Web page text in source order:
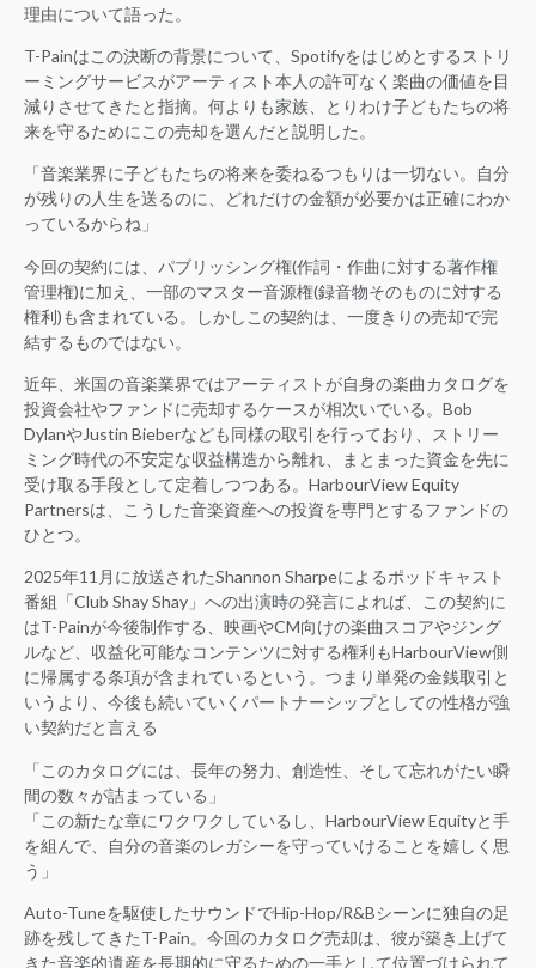
理由について語った。
T-Painはこの決断の背景について、Spotifyをはじめとするストリ
ーミングサービスがアーティスト本人の許可なく楽曲の価値を目
減りさせてきたと指摘。何よりも家族、とりわけ子どもたちの将
来を守るためにこの売却を選んだと説明した。
「音楽業界に子どもたちの将来を委ねるつもりは一切ない。自分
が残りの人生を送るのに、どれだけの金額が必要かは正確にわか
っているからね」
今回の契約には、パブリッシング権(作詞・作曲に対する著作権
管理権)に加え、一部のマスター音源権(録音物そのものに対する
権利)も含まれている。しかしこの契約は、一度きりの売却で完
結するものではない。
近年、米国の音楽業界ではアーティストが自身の楽曲カタログを
投資会社やファンドに売却するケースが相次いでいる。Bob
DylanやJustin Bieberなども同様の取引を行っており、ストリー
ミング時代の不安定な収益構造から離れ、まとまった資金を先に
受け取る手段として定着しつつある。HarbourView Equity
Partnersは、こうした音楽資産への投資を専門とするファンドの
ひとつ。
2025年11月に放送されたShannon Sharpeによるポッドキャスト
番組「Club Shay Shay」への出演時の発言によれば、この契約に
はT-Painが今後制作する、映画やCM向けの楽曲スコアやジング
ルなど、収益化可能なコンテンツに対する権利もHarbourView側
に帰属する条項が含まれているという。つまり単発の金銭取引と
いうより、今後も続いていくパートナーシップとしての性格が強
い契約だと言える
「このカタログには、長年の努力、創造性、そして忘れがたい瞬
間の数々が詰まっている」
「この新たな章にワクワクしているし、HarbourView Equityと手
を組んで、自分の音楽のレガシーを守っていけることを嬉しく思
う」
Auto-Tuneを駆使したサウンドでHip-Hop/R&Bシーンに独自の足
跡を残してきたT-Pain。今回のカタログ売却は、彼が築き上げて
きた音楽的遺産を長期的に守るための一手として位置づけられて